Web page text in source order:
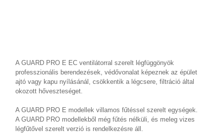
A GUARD PRO E EC ventilátorral szerelt légfüggönyök
professzionális berendezések, védővonalat képeznek az épület
ajtó vagy kapu nyílásánál, csökkentik a légcsere, filtráció által
okozott hőveszteséget.
A GUARD PRO E modellek villamos fűtéssel szerelt egységek.
A GUARD PRO modellekből még fűtés nélküli, és meleg vizes
légfűtővel szerelt verzió is rendelkezésre áll.